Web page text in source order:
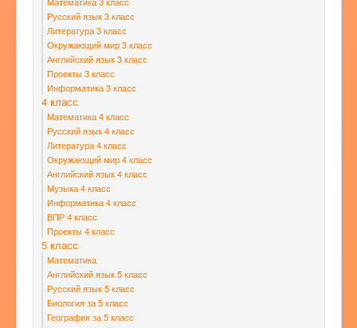
Русский язык 3 класс
Литература 3 класс
Окружающий мир 3 класс
Английский язык 3 класс
Проекты 3 класс
Информатика 3 класс
4 класс
Математика 4 класс
Русский язык 4 класс
Литература 4 класс
Окружающий мир 4 класс
Английский язык 4 класс
Музыка 4 класс
Информатика 4 класс
ВПР 4 класс
Проекты 4 класс
5 класс
Математика
Английский язык 5 класс
Русский язык 5 класс
Биология за 5 класс
География за 5 класс